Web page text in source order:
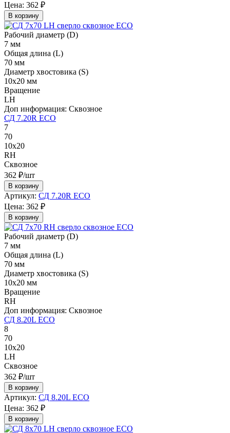
Цена: 362 ₽
В корзину
Рабочий диаметр (D)
7 мм
Общая длина (L)
70 мм
Диаметр хвостовика (S)
10х20 мм
Вращение
LH
Доп информация: Сквозное
СД 7.20R ECO
7
70
10х20
RH
Сквозное
362 ₽/шт
В корзину
Артикул: СД 7.20R ECO
Цена: 362 ₽
В корзину
Рабочий диаметр (D)
7 мм
Общая длина (L)
70 мм
Диаметр хвостовика (S)
10х20 мм
Вращение
RH
Доп информация: Сквозное
СД 8.20L ECO
8
70
10х20
LH
Сквозное
362 ₽/шт
В корзину
Артикул: СД 8.20L ECO
Цена: 362 ₽
В корзину